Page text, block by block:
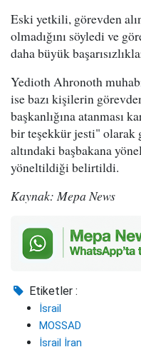
Eski yetkili, görevden
olmadığını söyledi ve
daha büyük
Yedioth Ahronoth
ise bazı kişilerin
başkanlığına atanması
bir teşekkür jesti" olarak
altındaki başbakana
yöneltildiği belirtildi.
Kaynak: Mepa News
Etiketler :
İsrail
MOSSAD
İsrail İran